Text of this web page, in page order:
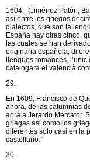
1604.- (Jiménez Patón,
así entre los griegos
dialectos, que son la
España hay otras cinco,
las cuales se han
originaria española,
llengues romances,
catalogara el valencià
29.
En 1609, Francisco de
ahora, de las calumnias
aora a Jerardo Mercator.
griegas asi como los
diferentes solo casi en la
castellano.”
30.